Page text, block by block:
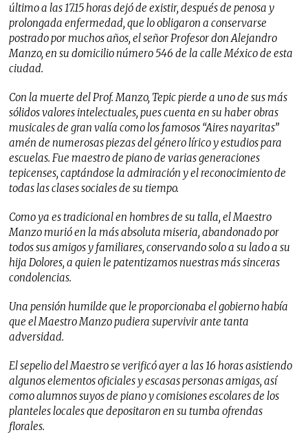
último a las 17.15 horas dejó de existir, después de penosa y
prolongada enfermedad, que lo obligaron a conservarse
postrado por muchos años, el señor Profesor don Alejandro
Manzo, en su domicilio número 546 de la calle México de esta
ciudad.
Con la muerte del Prof. Manzo, Tepic pierde a uno de sus más
sólidos valores intelectuales, pues cuenta en su haber obras
musicales de gran valía como los famosos “Aires nayaritas”
amén de numerosas piezas del género lírico y estudios para
escuelas. Fue maestro de piano de varias generaciones
tepicenses, captándose la admiración y el reconocimiento de
todas las clases sociales de su tiempo.
Como ya es tradicional en hombres de su talla, el Maestro
Manzo murió en la más absoluta miseria, abandonado por
todos sus amigos y familiares, conservando solo a su lado a su
hija Dolores, a quien le patentizamos nuestras más sinceras
condolencias.
Una pensión humilde que le proporcionaba el gobierno había
que el Maestro Manzo pudiera supervivir ante tanta
adversidad.
El sepelio del Maestro se verificó ayer a las 16 horas asistiendo
algunos elementos oficiales y escasas personas amigas, así
como alumnos suyos de piano y comisiones escolares de los
planteles locales que depositaron en su tumba ofrendas
florales.